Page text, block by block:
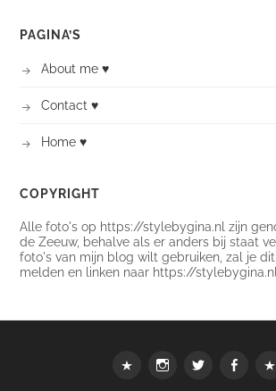
PAGINA’S
About me ♥
Contact ♥
Home ♥
COPYRIGHT
Alle foto's op https://stylebygina.nl zijn
de Zeeuw, behalve als er anders bij staat
foto's van mijn blog wilt gebruiken, zal je
melden en linken naar https://
WebshopinstagramTwitter Facebook